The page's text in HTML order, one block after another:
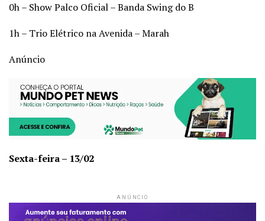
0h – Show Palco Oficial – Banda Swing do B
1h – Trio Elétrico na Avenida – Marah
Anúncio
Sexta-feira – 13/02
ANÚNCIO